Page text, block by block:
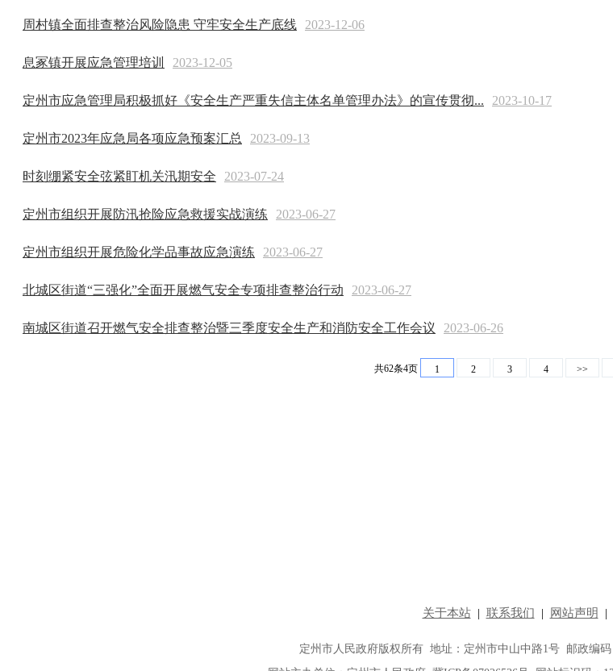
周村镇全面排查整治风险隐患 守牢安全生产底线 2023-12-06
息冢镇开展应急管理培训 2023-12-05
定州市应急管理局积极抓好《安全生产严重失信主体名单管理办法》的宣传贯彻... 2023-10-17
定州市2023年应急局各项应急预案汇总 2023-09-13
时刻绷紧安全弦紧盯机关汛期安全 2023-07-24
定州市组织开展防汛抢险应急救援实战演练 2023-06-27
定州市组织开展危险化学品事故应急演练 2023-06-27
北城区街道“三强化”全面开展燃气安全专项排查整治行动 2023-06-27
南城区街道召开燃气安全排查整治暨三季度安全生产和消防安全工作会议 2023-06-26
共62条4页 1 2 3 4 >>